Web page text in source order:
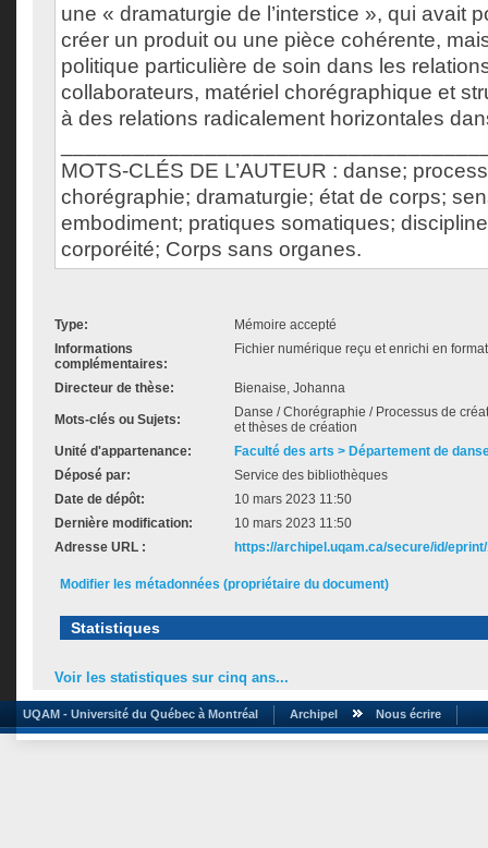
une « dramaturgie de l’interstice », qui avait
créer un produit ou une pièce cohérente,
politique particulière de soin dans les
collaborateurs, matériel chorégraphique et
à des relations radicalement horizontales
MOTS-CLÉS DE L’AUTEUR : danse;
chorégraphie; dramaturgie; état de corps;
embodiment; pratiques somatiques;
corporéité; Corps sans organes.
Type:
Mémoire accepté
Informations
complémentaires:
Fichier numérique reçu et enrichi en
Directeur de thèse: Bienaise, Johanna
Mots-clés ou Sujets:
Danse / Chorégraphie / Processus de
et thèses de création
Unité d'appartenance:
Faculté des arts > Département de
Déposé par:
Service des bibliothèques
Date de dépôt:
10 mars 2023 11:50
Dernière modification:
10 mars 2023 11:50
Adresse URL :
https://archipel.uqam.ca/secure/id/
Modifier les métadonnées (propriétaire du document)
Statistiques
Voir les statistiques sur cinq ans...
UQAM - Université du Québec à Montréal Archipel Nous écrire